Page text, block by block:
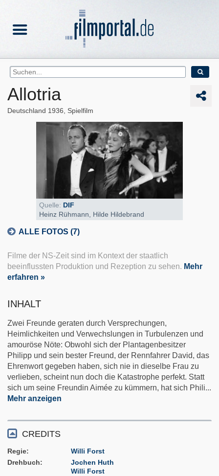
Allotria
Deutschland 1936 Spielfilm
Quelle: DIF
Heinz Rühmann, Hilde Hildebrand
ALLE FOTOS (7)
Filme der NS-Zeit sind im Kontext der staatlich
beeinflussten Produktion und Rezeption zu sehen. Mehr
erfahren »
INHALT
Zwei Freunde geraten durch Versprechungen,
Heimlichkeiten und Verwechslungen in Turbulenzen und
amouröse Nöte: Obwohl sich der Plantagenbesitzer
Philipp und sein bester Freund, der Rennfahrer David, das
Ehrenwort gegeben haben, sich nie in dieselbe Frau zu
verlieben, scheint nun doch die Katastrophe perfekt. Statt
sich um seine Freundin Aimée zu kümmern, hat sich Phili...
Mehr anzeigen
CREDITS
Regie
Willi Forst
Drehbuch
Jochen Huth
Willi Forst